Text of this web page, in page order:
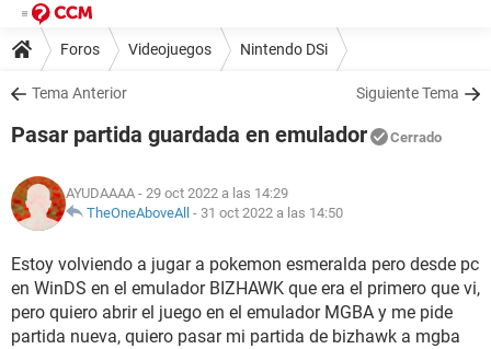
Foros Videojuegos Nintendo DSi
Tema Anterior Siguiente Tema
Pasar partida guardada en emulador Cerrado
AYUDAAAA - 29 oct 2022 a las 14:29
TheOneAboveAll - 31 oct 2022 a las 14:50
Estoy volviendo a jugar a pokemon esmeralda pero desde pc
en WinDS en el emulador BIZHAWK que era el primero que vi,
pero quiero abrir el juego en el emulador MGBA y me pide
partida nueva, quiero pasar mi partida de bizhawk a mgba